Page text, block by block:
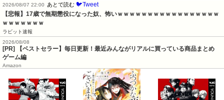
2026/08/07 22:00
あとで読む 🐦Tweet
【悲報】17歳で無期懲役になった奴、怖いｗｗｗｗｗｗｗｗｗｗｗｗｗｗｗｗｗ
ｗｗｗｗｗｗｗ
ラビット速報
2026/08/08
[PR] 【ベストセラー】毎日更新！最近みんながリアルに買っている商品まとめ
ゲーム編
Amazon